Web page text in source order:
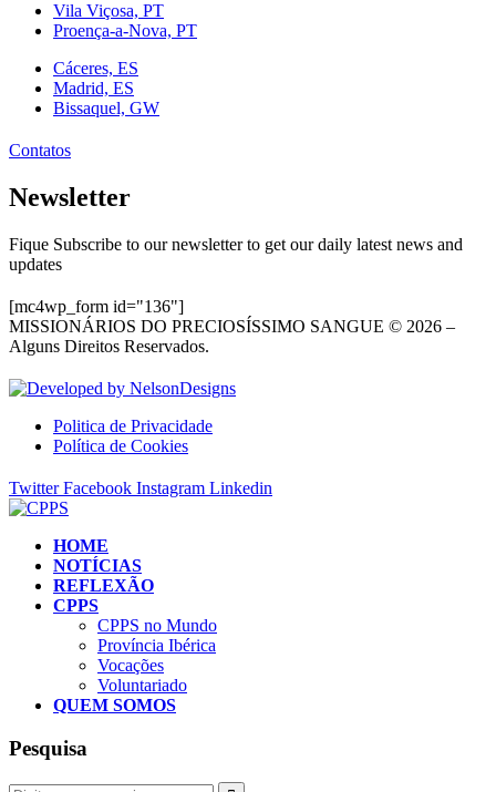
Vila Viçosa, PT
Proença-a-Nova, PT
Cáceres, ES
Madrid, ES
Bissaquel, GW
Contatos
Newsletter
Fique Subscribe to our newsletter to get our daily latest news and
updates
[mc4wp_form id="136"]
MISSIONÁRIOS DO PRECIOSÍSSIMO SANGUE © 2026 –
Alguns Direitos Reservados.
Politica de Privacidade
Política de Cookies
Twitter Facebook Instagram Linkedin
HOME
NOTÍCIAS
REFLEXÃO
CPPS
CPPS no Mundo
Província Ibérica
Vocações
Voluntariado
QUEM SOMOS
Pesquisa